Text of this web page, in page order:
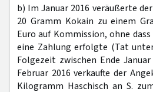
b) Im Januar 2016 veräußerte
20 Gramm Kokain zu einem
Euro auf Kommission, ohne
eine Zahlung erfolgte (Tat
Folgezeit zwischen Ende
Februar 2016 verkaufte der
Kilogramm Haschisch an S.